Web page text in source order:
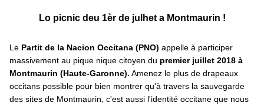
Lo picnic deu 1èr de julhet a Montmaurin !
Le Partit de la Nacion Occitana (PNO) appelle à participer
massivement au pique nique citoyen du premier juillet 2018 à
Montmaurin (Haute-Garonne). Amenez le plus de drapeaux
occitans possible pour bien montrer qu'à travers la sauvegarde
des sites de Montmaurin, c'est aussi l'identité occitane que nous